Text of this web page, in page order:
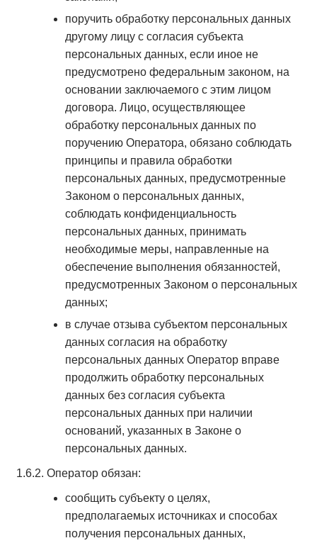
поручить обработку персональных данных
другому лицу с согласия субъекта
персональных данных, если иное не
предусмотрено федеральным законом, на
основании заключаемого с этим лицом
договора. Лицо, осуществляющее
обработку персональных данных по
поручению Оператора, обязано соблюдать
принципы и правила обработки
персональных данных, предусмотренные
Законом о персональных данных,
соблюдать конфиденциальность
персональных данных, принимать
необходимые меры, направленные на
обеспечение выполнения обязанностей,
предусмотренных Законом о персональных
данных;
в случае отзыва субъектом персональных
данных согласия на обработку
персональных данных Оператор вправе
продолжить обработку персональных
данных без согласия субъекта
персональных данных при наличии
оснований, указанных в Законе о
персональных данных.
1.6.2. Оператор обязан:
сообщить субъекту о целях,
предполагаемых источниках и способах
получения персональных данных,